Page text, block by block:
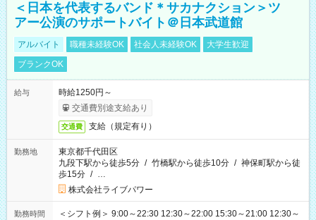
＜日本を代表するバンド＊サカナクション＞ツ
アー公演のサポートバイト＠日本武道館
アルバイト 職種未経験OK 社会人未経験OK
大学生歓迎
ブランクOK
給与
時給1250円～
交通費別途支給あり
交通費 支給（規定有り）
勤務地
東京都千代田区
九段下駅から徒歩5分 / 竹橋駅から徒歩10分 / 神保町駅から徒
歩15分 / …
株式会社ライブパワー
勤務時間
＜シフト例＞ 9:00～22:30 12:30～22:00 15:30～21:00 12:30～